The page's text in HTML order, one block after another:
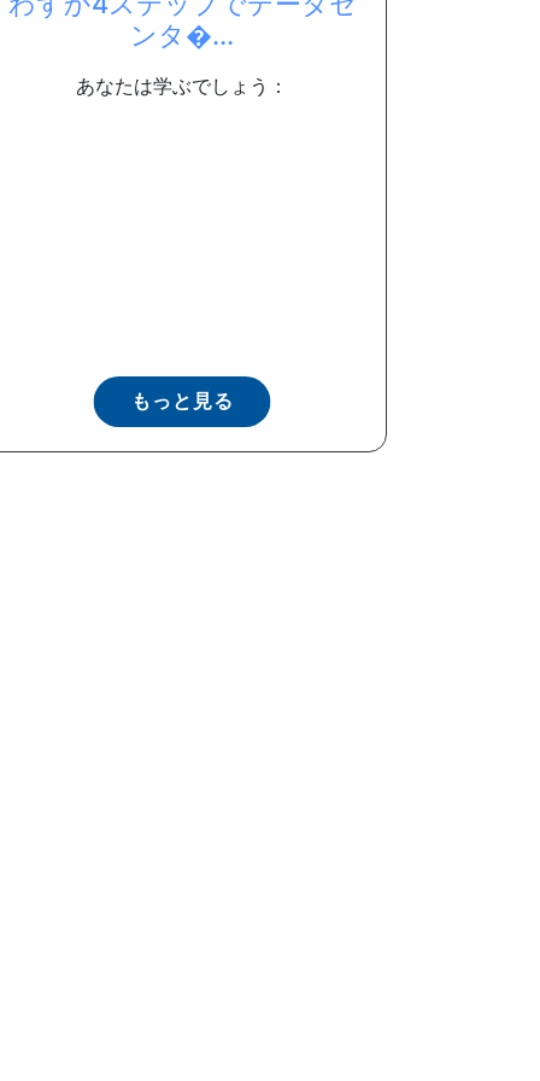
ンタ�...
あなたは学ぶでしょう：
もっと見る